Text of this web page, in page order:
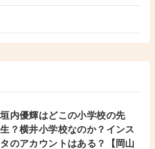
垣内優輝はどこの小学校の先
生？横井小学校なのか？インス
タのアカウントはある？【岡山